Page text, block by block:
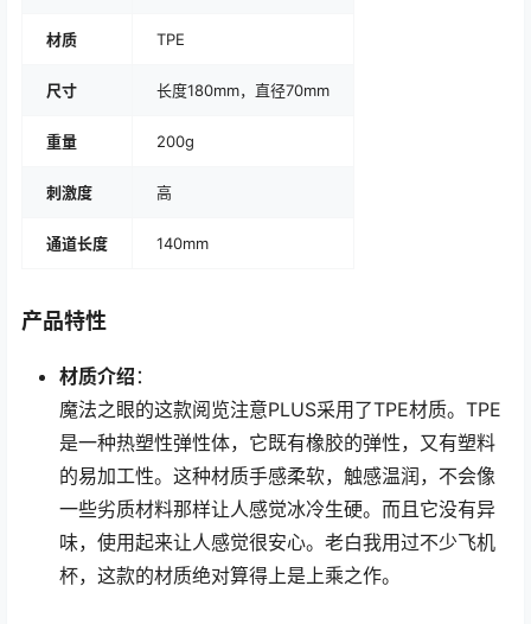
材质 TPE
尺寸 长度180mm，直径70mm
重量 200g
刺激度 高
通道长度 140mm
产品特性
材质介绍 ：
魔法之眼的这款阅览注意PLUS采用了TPE材质。TPE
是一种热塑性弹性体，它既有橡胶的弹性，又有塑料
的易加工性。这种材质手感柔软，触感温润，不会像
一些劣质材料那样让人感觉冰冷生硬。而且它没有异
味，使用起来让人感觉很安心。老白我用过不少飞机
杯，这款的材质绝对算得上是上乘之作。